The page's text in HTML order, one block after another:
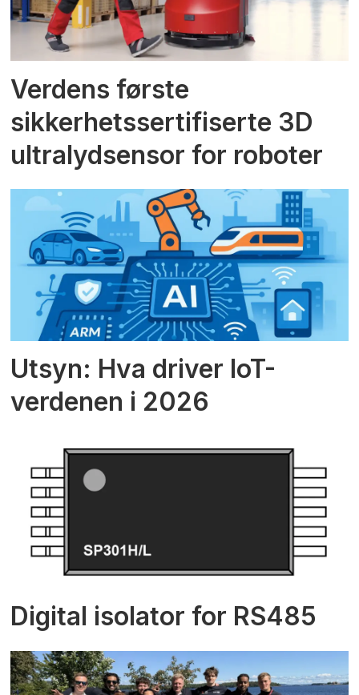
Verdens første
sikkerhetssertifiserte 3D
ultralydsensor for roboter
Utsyn: Hva driver IoT-
verdenen i 2026
Digital isolator for RS485